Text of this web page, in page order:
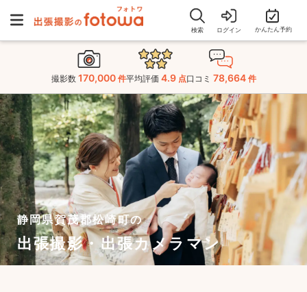
検索 ログイン かんたん予約
撮影数 170,000 件平均評価 4.9 点口コミ 78,664 件
静岡県賀茂郡松崎町の
出張撮影・出張カメラマン